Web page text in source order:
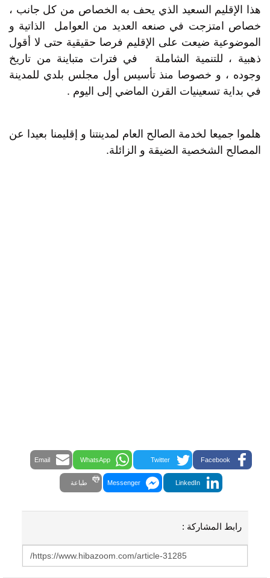
هذا الإقليم السعيد الذي يحف به الخصاص من كل جانب ،
خصاص امتزجت في صنعه العديد من العوامل الذاتية و
الموضوعية ضيعت على الإقليم فرصا حقيقية حتى لا أقول
ذهبية ، للتنمية الشاملة في فترات متباينة من تاريخ
وجوده ، و خصوصا منذ تأسيس أول مجلس بلدي للمدينة
في بداية تسعينيات القرن الماضي إلى اليوم .
هلموا جميعا لخدمة الصالح العام لمدينتنا و إقليمنا بعيدا عن
المصالح الشخصية الضيقة و الزائلة.
Facebook
Twitter
WhatsApp
Email
LinkedIn
Messenger طباعة
رابط المشاركة :